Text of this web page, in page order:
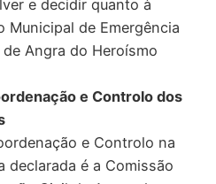
e decidir quanto à
Municipal de Emergência
Angra do Heroísmo
e Controlo dos
e Controlo na
declarada é a Comissão